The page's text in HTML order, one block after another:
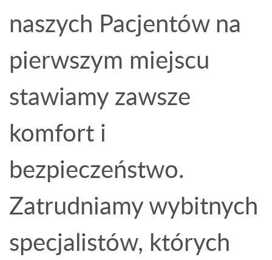
naszych Pacjentów na
pierwszym miejscu
stawiamy zawsze
komfort i
bezpieczeństwo.
Zatrudniamy wybitnych
specjalistów, których